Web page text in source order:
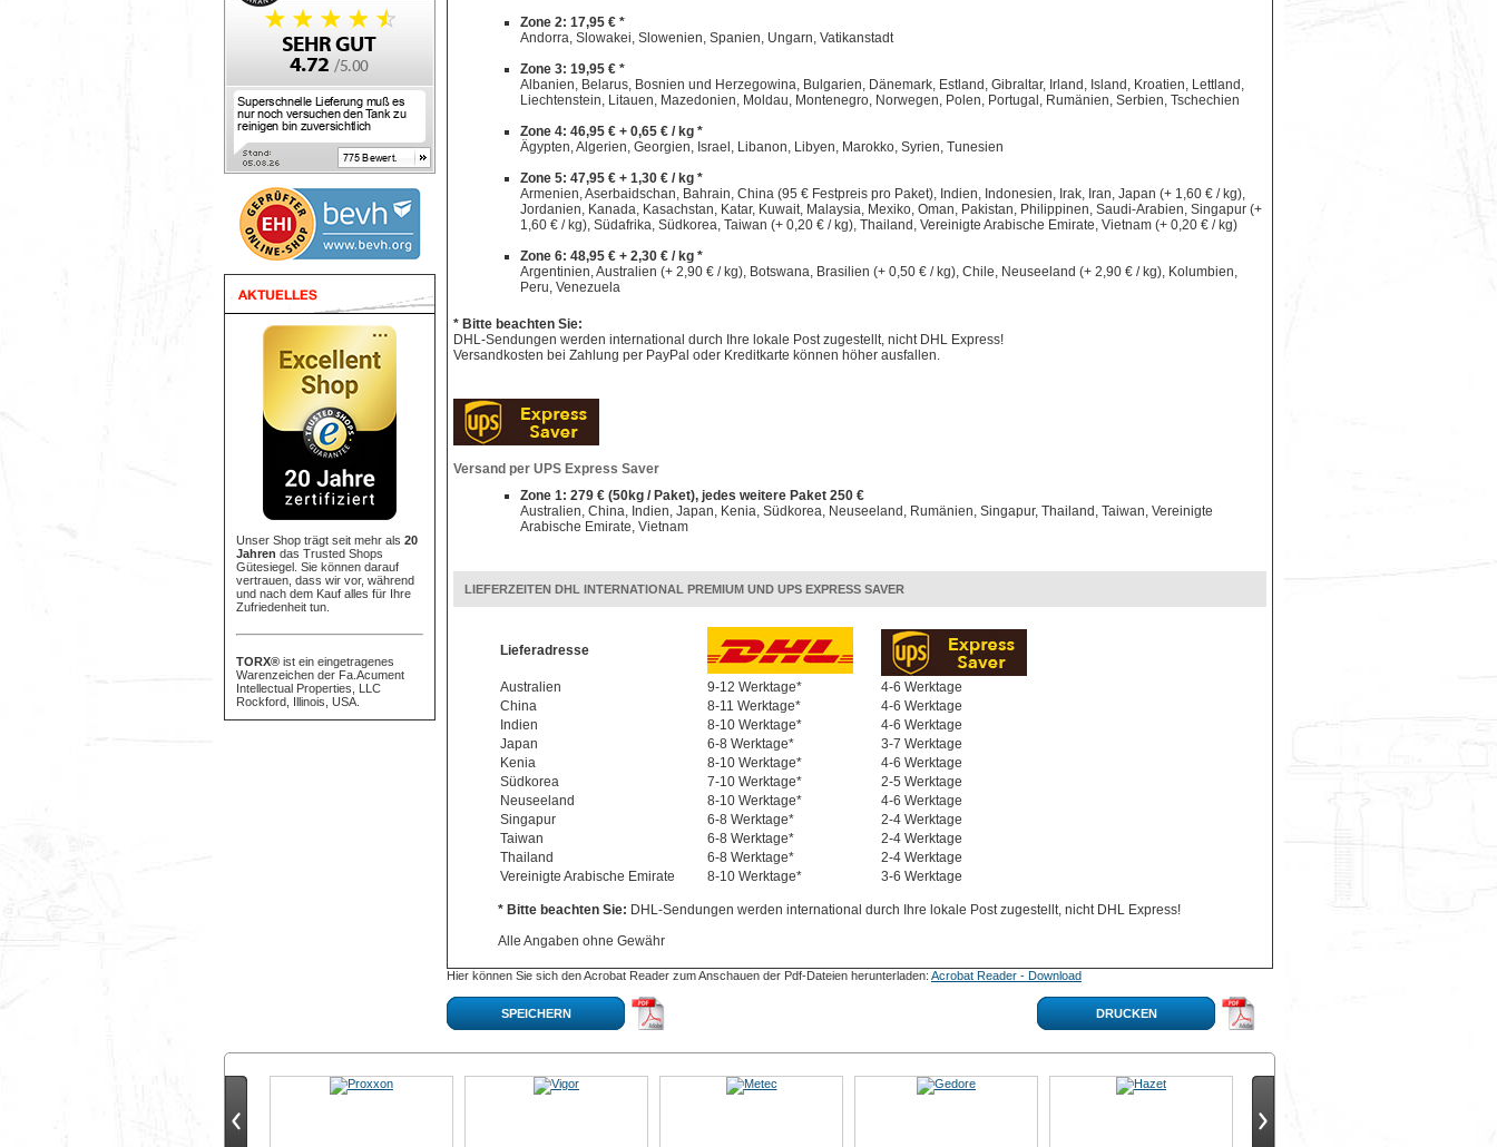
Unser Shop trägt seit mehr als 20
Jahren das Trusted Shops
Gütesiegel. Sie können darauf
vertrauen, dass wir vor, während
und nach dem Kauf alles für Ihre
Zufriedenheit tun.
TORX® ist ein eingetragenes
Warenzeichen der Fa.Acument
Intellectual Properties, LLC
Rockford, Illinois, USA.
Zone 2: 17,95 € *
Andorra, Slowakei, Slowenien, Spanien, Ungarn, Vatikanstadt
Zone 3: 19,95 € *
Albanien, Belarus, Bosnien und Herzegowina, Bulgarien, Dänemark, Estland, Gibraltar, Irland, Island, Kroatien, Lettland,
Liechtenstein, Litauen, Mazedonien, Moldau, Montenegro, Norwegen, Polen, Portugal, Rumänien, Serbien, Tschechien
Zone 4: 46,95 € + 0,65 € / kg *
Ägypten, Algerien, Georgien, Israel, Libanon, Libyen, Marokko, Syrien, Tunesien
Zone 5: 47,95 € + 1,30 € / kg *
Armenien, Aserbaidschan, Bahrain, China (95 € Festpreis pro Paket), Indien, Indonesien, Irak, Iran, Japan (+ 1,60 € / kg),
Jordanien, Kanada, Kasachstan, Katar, Kuwait, Malaysia, Mexiko, Oman, Pakistan, Philippinen, Saudi-Arabien, Singapur (+
1,60 € / kg), Südafrika, Südkorea, Taiwan (+ 0,20 € / kg), Thailand, Vereinigte Arabische Emirate, Vietnam (+ 0,20 € / kg)
Zone 6: 48,95 € + 2,30 € / kg *
Argentinien, Australien (+ 2,90 € / kg), Botswana, Brasilien (+ 0,50 € / kg), Chile, Neuseeland (+ 2,90 € / kg), Kolumbien,
Peru, Venezuela
* Bitte beachten Sie:
DHL-Sendungen werden international durch Ihre lokale Post zugestellt, nicht DHL Express!
Versandkosten bei Zahlung per PayPal oder Kreditkarte können höher ausfallen.
Versand per UPS Express Saver
Zone 1: 279 € (50kg / Paket), jedes weitere Paket 250 €
Australien, China, Indien, Japan, Kenia, Südkorea, Neuseeland, Rumänien, Singapur, Thailand, Taiwan, Vereinigte
Arabische Emirate, Vietnam
LIEFERZEITEN DHL INTERNATIONAL PREMIUM UND UPS EXPRESS SAVER
Lieferadresse
Australien 9-12 Werktage*
4-6 Werktage
China
8-11 Werktage*
4-6 Werktage
Indien
8-10 Werktage*
4-6 Werktage
Japan
6-8 Werktage*
3-7 Werktage
Kenia
8-10 Werktage*
4-6 Werktage
Südkorea
7-10 Werktage*
2-5 Werktage
Neuseeland
8-10 Werktage*
4-6 Werktage
Singapur
6-8 Werktage*
2-4 Werktage
Taiwan
6-8 Werktage*
2-4 Werktage
Thailand
6-8 Werktage*
2-4 Werktage
Vereinigte Arabische Emirate
8-10 Werktage* 3-6 Werktage
* Bitte beachten Sie: DHL-Sendungen werden international durch Ihre lokale Post zugestellt, nicht DHL Express!
Alle Angaben ohne Gewähr
Hier können Sie sich den Acrobat Reader zum Anschauen der Pdf-Dateien herunterladen: Acrobat Reader - Download
SPEICHERN DRUCKEN